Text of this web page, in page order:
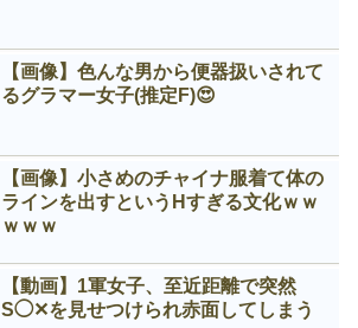
【画像】色んな男から便器扱いされて
るグラマー女子(推定F)😍
【画像】小さめのチャイナ服着て体の
ラインを出すというНすぎる文化ｗｗ
ｗｗｗ
【動画】1軍女子、至近距離で突然
S◯✕を見せつけられ赤面してしまう